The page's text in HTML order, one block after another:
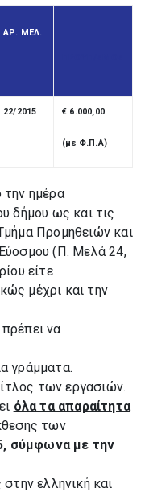
ΑΡ. ΜΕΛ.
22/2015 € 6.000,00
(με Φ.Π.Α)
την ημέρα
δήμου ως και τις
Προμηθειών και
(Π. Μελά 24,
είτε
μέχρι και την
να
γράμματα.
των εργασιών.
όλα τα απαραίτητα
των
σύμφωνα με την
ελληνική και